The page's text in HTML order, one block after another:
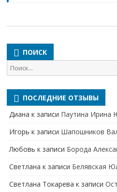
ПОИСК
Поиск
для:
ПОСЛЕДНИЕ ОТЗЫВЫ
Диана к записи Паутина Ирина
Игорь к записи Шапошников
Любовь к записи Борода
Светлана к записи Белявская
Cветлана Токарева к записи